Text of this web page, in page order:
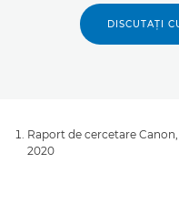
DISCUTAŢI
Raport de cercetare
2020